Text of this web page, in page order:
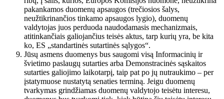
pakankamos duomenų apsaugos (trečiosios šalys,
neužtikrinančios tinkamo apsaugos lygio), duomenų
valdytojas juos perduoda naudodamasis mechanizmais,
atitinkančiais galiojančius teisės aktus, tarp kurių yra, be kita
ko, ES „standartinės sutartinės sąlygos“.
Jūsų asmens duomenys bus saugomi visą Informacinių ir
švietimo paslaugų sutarties arba Demonstracinės sąskaitos
sutarties galiojimo laikotarpį, taip pat po jų nutraukimo – per
įstatymuose nustatytą senaties terminą. Jeigu duomenų
tvarkymas grindžiamas duomenų valdytojo teisėtu interesu,